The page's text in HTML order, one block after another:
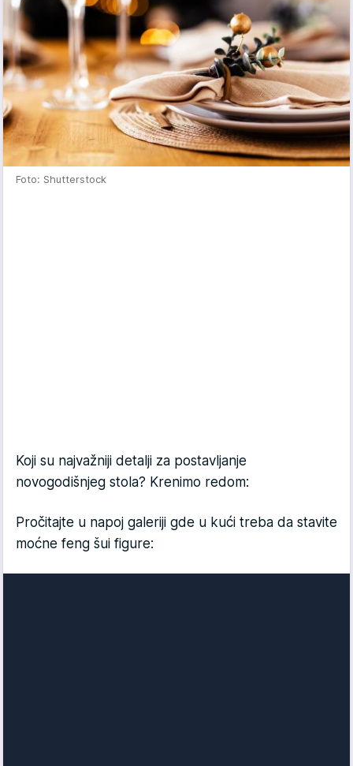
Foto: Shutterstock
Koji su najvažniji detalji za postavljanje
novogodišnjeg stola? Krenimo redom:
Pročitajte u napoj galeriji gde u kući treba da stavite
moćne feng šui figure: